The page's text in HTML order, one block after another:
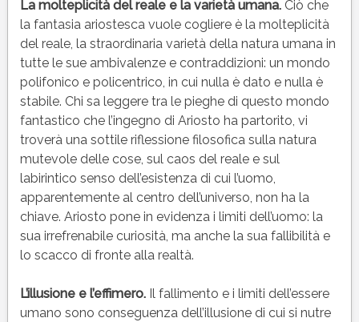
La molteplicità del reale e la varietà umana.Ciò che
la fantasia ariostesca vuole cogliere è la molteplicità
del reale, la straordinaria varietà della natura umana in
tutte le sue ambivalenze e contraddizioni: un mondo
polifonico e policentrico, in cui nulla è dato e nulla è
stabile. Chi sa leggere tra le pieghe di questo mondo
fantastico che l’ingegno di Ariosto ha partorito, vi
troverà una sottile riflessione filosofica sulla natura
mutevole delle cose, sul caos del reale e sul
labirintico senso dell’esistenza di cui l’uomo,
apparentemente al centro dell’universo, non ha la
chiave. Ariosto pone in evidenza i limiti dell’uomo: la
sua irrefrenabile curiosità, ma anche la sua fallibilità e
lo scacco di fronte alla realtà.
L’illusione e l’effimero.Il fallimento e i limiti dell’essere
umano sono conseguenza dell’illusione di cui si nutre